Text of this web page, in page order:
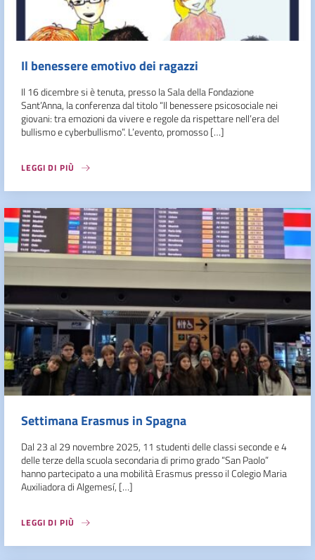
Il benessere emotivo dei ragazzi
Il 16 dicembre si è tenuta, presso la Sala della Fondazione
Sant’Anna, la conferenza dal titolo “Il benessere psicosociale nei
giovani: tra emozioni da vivere e regole da rispettare nell’era del
bullismo e cyberbullismo”. L’evento, promosso […]
LEGGI DI PIÙ
Settimana Erasmus in Spagna
Dal 23 al 29 novembre 2025, 11 studenti delle classi seconde e 4
delle terze della scuola secondaria di primo grado “San Paolo”
hanno partecipato a una mobilità Erasmus presso il Colegio Maria
Auxiliadora di Algemesí, […]
LEGGI DI PIÙ